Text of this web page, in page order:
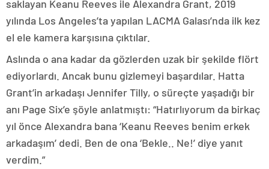
saklayan Keanu Reeves ile Alexandra Grant, 2019
yılında Los Angeles’ta yapılan LACMA Galası’nda ilk kez
el ele kamera karşısına çıktılar.
Aslında o ana kadar da gözlerden uzak bir şekilde flört
ediyorlardı. Ancak bunu gizlemeyi başardılar. Hatta
Grant’in arkadaşı Jennifer Tilly, o süreçte yaşadığı bir
anı Page Six’e şöyle anlatmıştı: “Hatırlıyorum da birkaç
yıl önce Alexandra bana ‘Keanu Reeves benim erkek
arkadaşım’ dedi. Ben de ona ‘Bekle.. Ne!’ diye yanıt
verdim.”